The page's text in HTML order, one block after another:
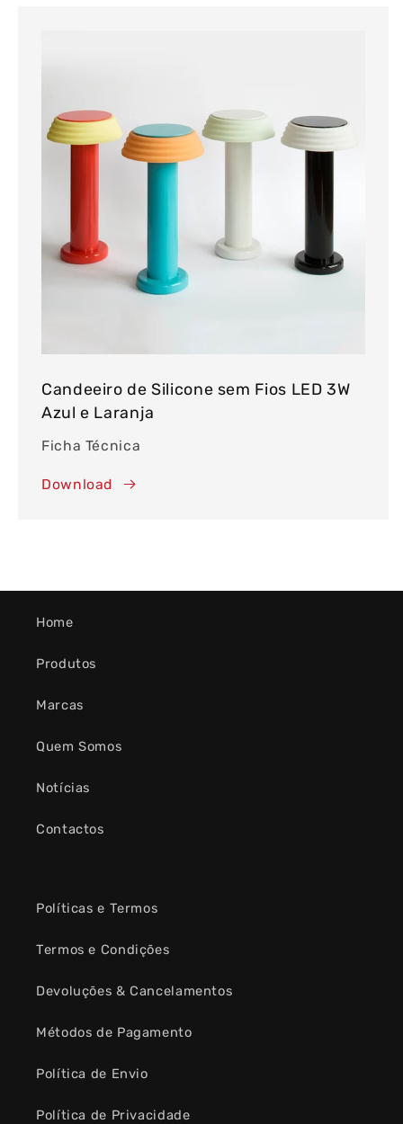
Candeeiro de Silicone sem Fios LED 3W
Azul e Laranja
Ficha Técnica
Download
Home
Produtos
Marcas
Quem Somos
Notícias
Contactos
Políticas e Termos
Termos e Condições
Devoluções & Cancelamentos
Métodos de Pagamento
Política de Envio
Política de Privacidade